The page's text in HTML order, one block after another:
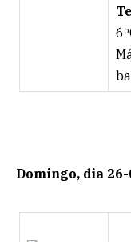
Domingo, dia